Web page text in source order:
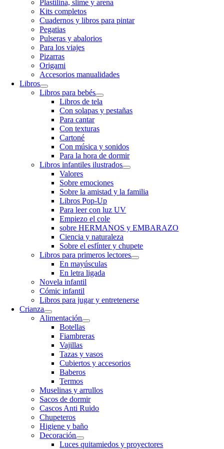
Plastilina, slime y arena
Kits completos
Cuadernos y libros para pintar
Pegatias
Pulseras y abalorios
Para los viajes
Pizarras
Origami
Accesorios manualidades
Libros
Libros para bebés
Libros de tela
Con solapas y pestañas
Para cantar
Con texturas
Cartoné
Con música y sonidos
Para la hora de dormir
Libros infantiles ilustrados
Valores
Sobre emociones
Sobre la amistad y la familia
Libros Pop-Up
Para leer con luz UV
Empiezo el cole
sobre HERMANOS y EMBARAZO
Ciencia y naturaleza
Sobre el esfínter y chupete
Libros para primeros lectores
En mayúsculas
En letra ligada
Novela infantil
Cómic infantil
Libros para jugar y entretenerse
Crianza
Alimentación
Botellas
Fiambreras
Vajillas
Tazas y vasos
Cubiertos y accesorios
Baberos
Termos
Muselinas y arrullos
Sacos de dormir
Cascos Anti Ruido
Chupeteros
Higiene y baño
Decoración
Luces quitamiedos y proyectores